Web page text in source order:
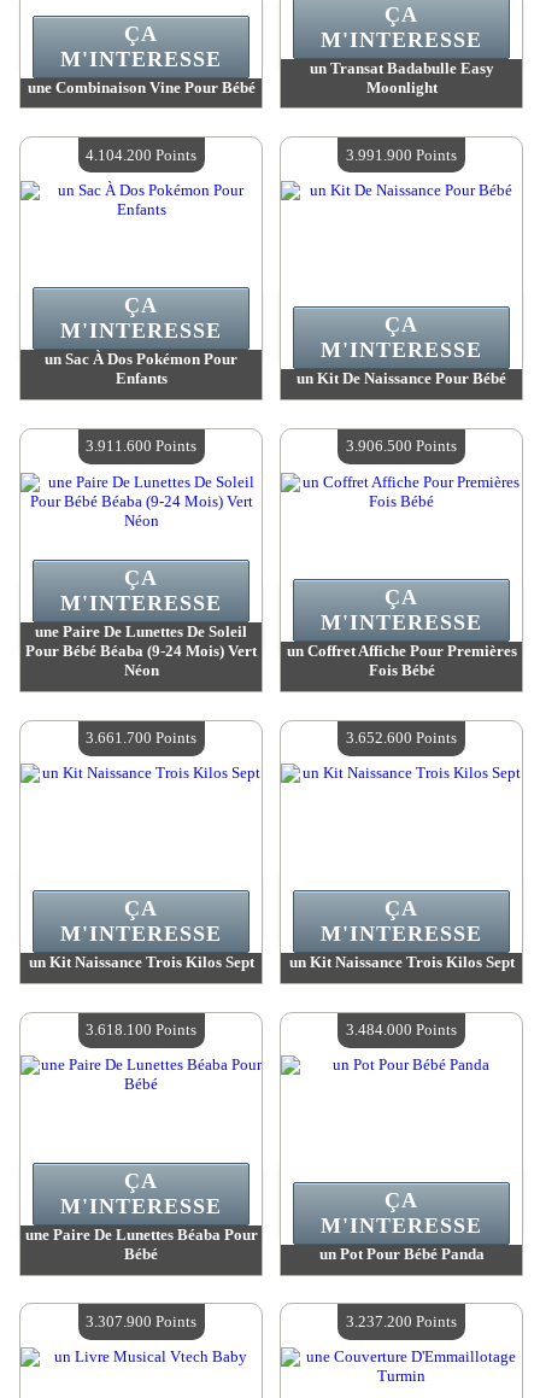
une Combinaison Vine Pour Bébé
Quantité Disponible :4
ÇA
M'INTERESSE
un Transat Badabulle Easy
Moonlight
Quantité Disponible :4
ÇA
M'INTERESSE
un Sac À Dos Pokémon Pour
Enfants
Quantité Disponible :4
ÇA
M'INTERESSE
4.104.200 Points
un Kit De Naissance Pour Bébé
Quantité Disponible :4
ÇA
M'INTERESSE
3.991.900 Points
une Paire De Lunettes De Soleil
Pour Bébé Béaba (9-24 Mois) Vert
Néon
Quantité Disponible :4
ÇA
M'INTERESSE
3.911.600 Points
un Coffret Affiche Pour Premières
Fois Bébé
Quantité Disponible :4
ÇA
M'INTERESSE
3.906.500 Points
un Kit Naissance Trois Kilos Sept
Quantité Disponible :4
ÇA
M'INTERESSE
3.661.700 Points
un Kit Naissance Trois Kilos Sept
Quantité Disponible :4
ÇA
M'INTERESSE
3.652.600 Points
une Paire De Lunettes Béaba Pour
Bébé
Quantité Disponible :4
ÇA
M'INTERESSE
3.618.100 Points
un Pot Pour Bébé Panda
Quantité Disponible :4
ÇA
M'INTERESSE
3.484.000 Points
3.307.900 Points 3.237.200 Points